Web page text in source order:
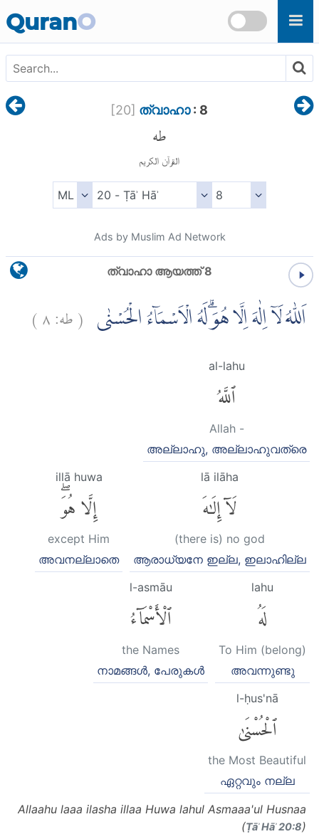
QuranO
[20] ത്വാഹാ: 8
طه
القرآن الكريم
Ads by Muslim Ad Network
ത്വാഹാ ആയത്ത് 8
اَللّٰهُ لَآ اِلٰهَ اِلَّا هُوَۗ لَهُ الْاَسْمَاۤءُ الْحُسْنٰى (طه:٨)
al-lahu
ٱللَّهُ
Allah -
അല്ലാഹു, അല്ലാഹുവത്രെ
lā ilāha
لَآ إِلَٰهَ
(there is) no god
ആരാധ്യനേ ഇല്ല, ഇലാഹില്ല
illā huwa
إِلَّا هُوَۖ
except Him
അവനല്ലാതെ
lahu
لَهُ
To Him (belong)
അവന്നുണ്ടു
l-asmāu
ٱلْأَسْمَآءُ
the Names
നാമങ്ങള്‍, പേരുകള്‍
l-ḥus'nā
ٱلْحُسْنَىٰ
the Most Beautiful
ഏറ്റവും നല്ല
Allaahu laaa ilasha illaa Huwa lahul Asmaaa'ul Husnaa
(Ṭāʾ Hāʾ 20:8)